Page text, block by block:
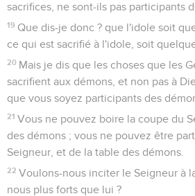
sacrifices, ne sont-ils pas participants
19 Que dis-je donc ? que l'idole soit
ce qui est sacrifié à l'idole, soit
20 Mais je dis que les choses que les
sacrifient aux démons, et non pas à
que vous soyez participants des
21 Vous ne pouvez boire la coupe du
des démons ; vous ne pouvez être
Seigneur, et de la table des démons.
22 Voulons-nous inciter le Seigneur à
nous plus forts que lui ?